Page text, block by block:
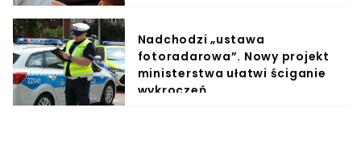
Nadchodzi „ustawa
fotoradarowa”. Nowy projekt
ministerstwa ułatwi ściganie
wykroczeń